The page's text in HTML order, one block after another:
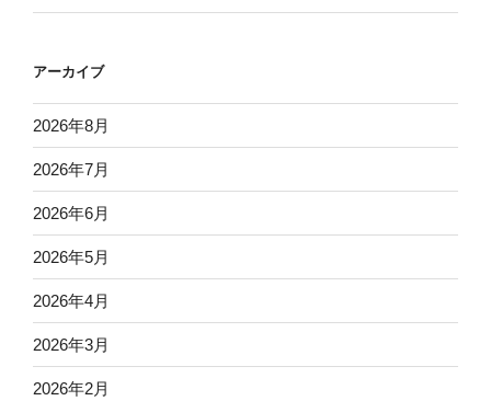
アーカイブ
2026年8月
2026年7月
2026年6月
2026年5月
2026年4月
2026年3月
2026年2月